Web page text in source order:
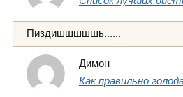
Пиздишшшшшь......
Димон
Как правильно